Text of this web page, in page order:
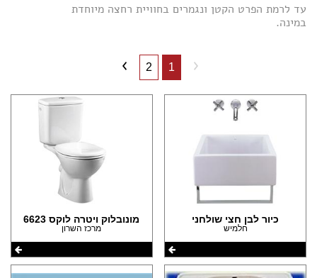
(4)
(1)
(1)
(13)
עד לרמת הפרט הקטן ונגמרים בחוויית רחצה מיוחדת
במינה.
1
2
כיור לבן חצי שולחני
חלמיש
מונובלוק ויטרה לוקס 6623
מרכז השרון
הצהרת נגישות